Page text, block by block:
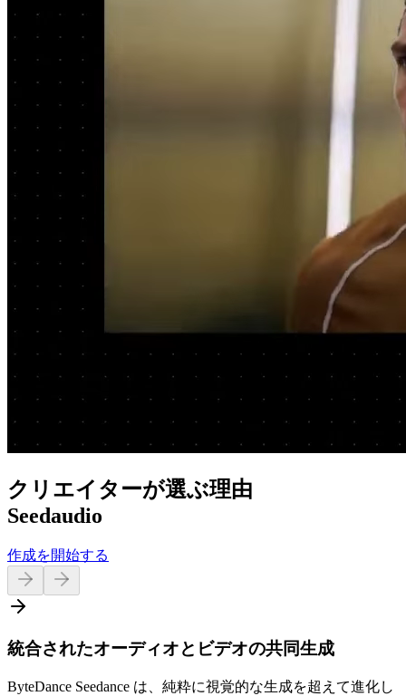
クリエイターが選ぶ理由
Seedaudio
作成を開始する
統合されたオーディオとビデオの共同生成
ByteDance Seedance は、純粋に視覚的な生成を超えて進化し